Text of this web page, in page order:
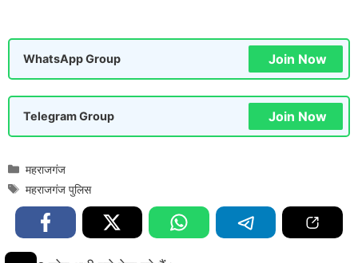
WhatsApp Group Join Now
Telegram Group Join Now
Categories
महराजगंज
Tags
महराजगंज पुलिस